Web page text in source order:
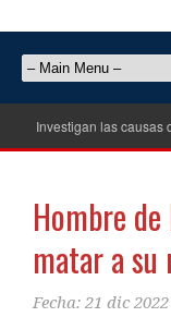
Investigan las causas
Hombre
matar a su
Fecha: 21 dic 2022